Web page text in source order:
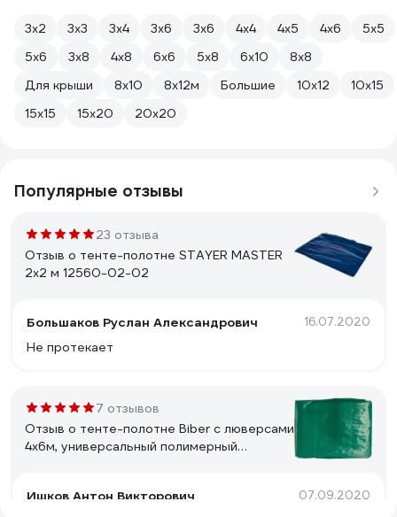
3х2 3х3 3х4 3х6 3х6 4х4 4х5 4х6
5х5
5х6
3х8 4х8 6х6 5x8 6х10
8х8
Для крыши
8х10 8х12м Большие 10х12
10х15
15х15
15х20 20х20
Популярные отзывы
23 отзыва
Отзыв о тенте-полотне STAYER MASTER
2х2 м 12560-02-02
Большаков Руслан Александрович 16.07.2020
Не протекает
7 отзывов
Отзыв о тенте-полотне Biber c люверсами
4х6м, универсальный полимерный
Ишков Антон Викторович
07.09.2020